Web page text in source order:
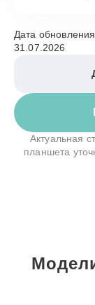
Дата
31.07.2026
Актуальная
планшета